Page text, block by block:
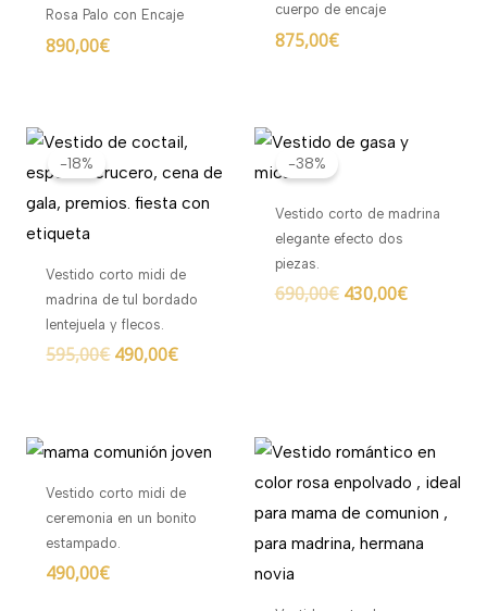
Rosa Palo con Encaje
890,00€
cuerpo de encaje
875,00€
-18%
Vestido corto midi de
madrina de tul bordado
lentejuela y flecos.
595,00€
El
original
era:
490,00€
El
precio
actual
es:
-38%
Vestido corto de madrina
elegante efecto dos
piezas.
690,00€
El
precio
690,00€.
430,00€
El
es:
430,00€.
Vestido corto midi de
ceremonia en un bonito
estampado.
490,00€